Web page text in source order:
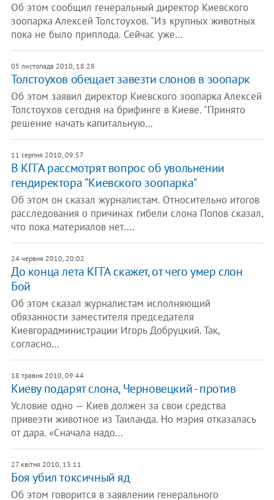
Об этом сообщил генеральный директор Киевского
зоопарка Алексей Толстоухов. "Из крупных животных
пока не было приплода. Сейчас уже…
05 листопада 2010, 18:28
​Толстоухов обещает завезти слонов в зоопарк
Об этом заявил директор Киевского зоопарка Алексей
Толстоухов сегодня на брифинге в Киеве. "Принято
решение начать капитальную…
11 серпня 2010, 09:57
В КГГА рассмотрят вопрос об увольнении
гендиректора "Киевского зоопарка"
Об этом он сказал журналистам. Относительно итогов
расследования о причинах гибели слона Попов сказал,
что пока материалов нет.…
24 червня 2010, 20:02
До конца лета КГГА скажет, от чего умер слон
Бой
Об этом сказал журналистам исполняющий
обязанности заместителя председателя
Киевгорадминистрации Игорь Добруцкий. Так,
согласно…
18 травня 2010, 09:44
Киеву подарят слона, Черновецкий - против
Условие одно — Киев должен за свои средства
привезти животное из Таиланда. Но мэрия отказалась
от дара. «Сначала надо…
27 квітня 2010, 13:11
Боя убил токсичный яд
Об этом говорится в заявлении генерального